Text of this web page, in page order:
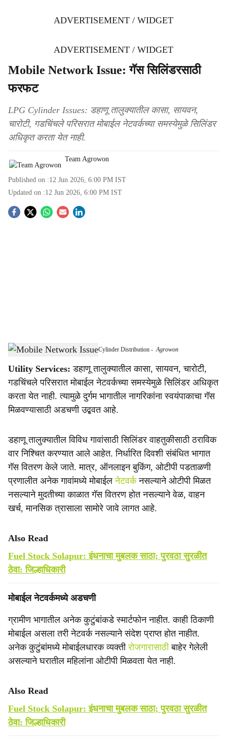
ADVERTISEMENT / WIDGET
ADVERTISEMENT / WIDGET
Mobile Network Issue: गॅस सिलिंडरसाठी
फरफट
LPG Cylinder Issues: डहाणू तालुक्यातील कासा, सायवन,
चारोटी, गडचिंचले परिसरात मोबाईल नेटवर्कच्या समस्येमुळे सिलिंडर
अधिकृत करता येत नाही.
Team Agrowon
Published on :12 Jun 2026, 6:00 PM IST
Updated on :12 Jun 2026, 6:00 PM IST
S
a
r
Poor Mobile Network Disrupts LPG Cylinder Distribution -Agrowon
Utility Services: डहाणू तालुक्यातील कासा, सायवन, चारोटी,
गडचिंचले परिसरात मोबाईल नेटवर्कच्या समस्येमुळे सिलिंडर अधिकृत
करता येत नाही. त्यामुळे दुर्गम भागातील नागरिकांना स्वयंपाकाचा गॅस
मिळवण्यासाठी अडचणी उद्बवत आहे.
डहाणू तालुक्यातील विविध गावांसाठी सिलिंडर वाहतुकीसाठी ठराविक
वार निश्चित करण्यात आले आहेत. निर्धारित दिवशी संबंधित भागात
गॅस वितरण केले जाते. मात्र, ऑनलाइन बुकिंग, ओटीपी पडताळणी
प्रणालीत अनेक गावांमध्ये मोबाईलनेटवर्कनसल्याने ओटीपी मिळत
नसल्याने मुदतीच्या काळात गॅस वितरण होत नसल्याने वेळ, वाहन
खर्च, मानसिक त्रासाला सामोरे जावे लागत आहे.
Also Read
Fuel Stock Solapur: इंधनाचा मुबलक साठा; पुरवठा सुरळीत
ठेवा: जिल्हाधिकारी
मोबाईल नेटवर्कमध्ये अडचणी
ग्रामीण भागातील अनेक कुटुंबांकडे स्मार्टफोन नाहीत. काही ठिकाणी
मोबाईल असला तरी नेटवर्क नसल्याने संदेश प्राप्त होत नाहीत.
अनेक कुटुंबांमध्ये मोबाईलधारक व्यक्तीरोजगारासाठीबाहेर गेलेली
असल्याने घरातील महिलांना ओटीपी मिळवता येत नाही.
Also Read
Fuel Stock Solapur: इंधनाचा मुबलक साठा; पुरवठा सुरळीत
ठेवा: जिल्हाधिकारी